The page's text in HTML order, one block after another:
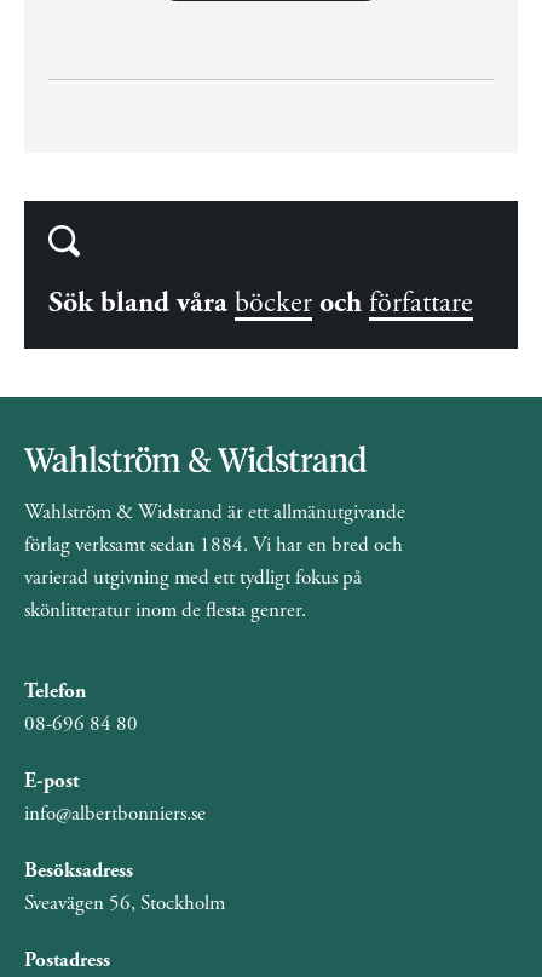
Sök bland våra böcker och författare
Wahlström & Widstrand är ett allmänutgivande
förlag verksamt sedan 1884. Vi har en bred och
varierad utgivning med ett tydligt fokus på
skönlitteratur inom de flesta genrer.
Telefon
08-696 84 80
E-post
info@albertbonniers.se
Besöksadress
Sveavägen 56, Stockholm
Postadress